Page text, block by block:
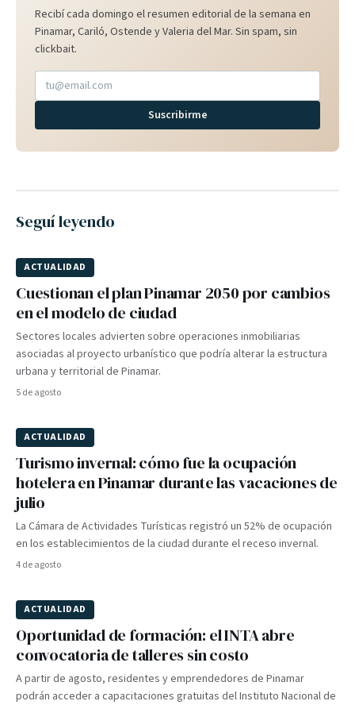
Recibí cada domingo el resumen editorial de la semana en
Pinamar, Cariló, Ostende y Valeria del Mar. Sin spam, sin
clickbait.
Suscribirme
Seguí leyendo
ACTUALIDAD
Cuestionan el plan Pinamar 2050 por cambios
en el modelo de ciudad
Sectores locales advierten sobre operaciones inmobiliarias
asociadas al proyecto urbanístico que podría alterar la estructura
urbana y territorial de Pinamar.
5 de agosto
ACTUALIDAD
Turismo invernal: cómo fue la ocupación
hotelera en Pinamar durante las vacaciones de
julio
La Cámara de Actividades Turísticas registró un 52% de ocupación
en los establecimientos de la ciudad durante el receso invernal.
4 de agosto
ACTUALIDAD
Oportunidad de formación: el INTA abre
convocatoria de talleres sin costo
A partir de agosto, residentes y emprendedores de Pinamar
podrán acceder a capacitaciones gratuitas del Instituto Nacional de